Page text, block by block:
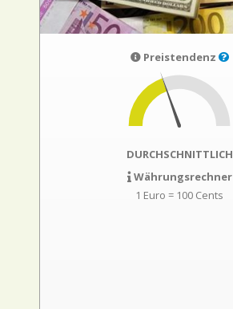
Preistendenz
DURCHSCHNITTLICH
Währungsrechner
1 Euro = 100 Cents